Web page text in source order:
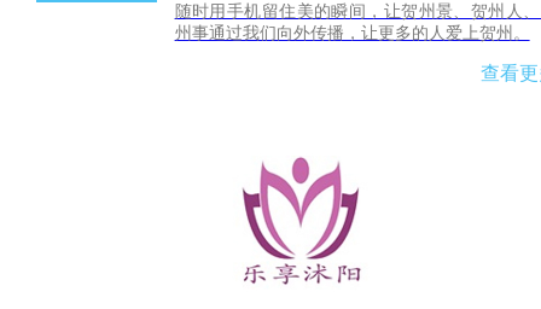
随时用手机留住美的瞬间，让贺州景、贺州人
州事通过我们向外传播，让更多的人爱上贺州。
查看